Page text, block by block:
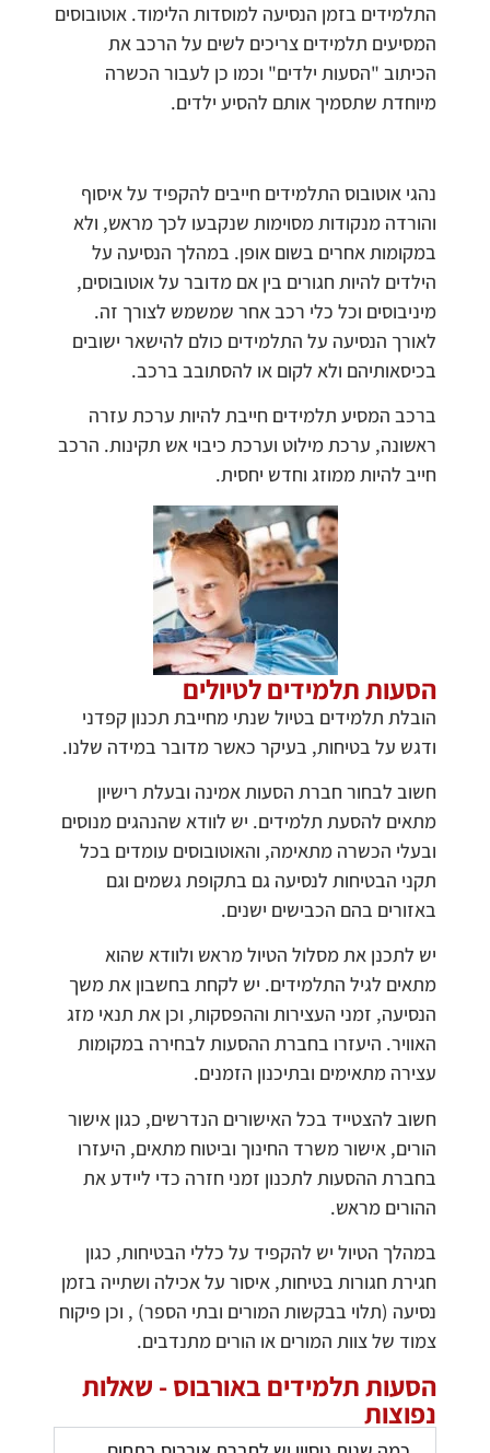
התלמידים בזמן הנסיעה למוסדות הלימוד. אוטובוסים
המסיעים תלמידים צריכים לשים על הרכב את
הכיתוב "הסעות ילדים" וכמו כן לעבור הכשרה
מיוחדת שתסמיך אותם להסיע ילדים.
נהגי אוטובוס התלמידים חייבים להקפיד על איסוף
והורדה מנקודות מסוימות שנקבעו לכך מראש, ולא
במקומות אחרים בשום אופן. במהלך הנסיעה על
הילדים להיות חגורים בין אם מדובר על אוטובוסים,
מיניבוסים וכל כלי רכב אחר שמשמש לצורך זה.
לאורך הנסיעה על התלמידים כולם להישאר ישובים
בכיסאותיהם ולא לקום או להסתובב ברכב.
ברכב המסיע תלמידים חייבת להיות ערכת עזרה
ראשונה, ערכת מילוט וערכת כיבוי אש תקינות. הרכב
חייב להיות ממוזג וחדש יחסית.
הסעות תלמידים לטיולים
הובלת תלמידים בטיול שנתי מחייבת תכנון קפדני
ודגש על בטיחות, בעיקר כאשר מדובר במידה שלנו.
חשוב לבחור חברת הסעות אמינה ובעלת רישיון
מתאים להסעת תלמידים. יש לוודא שהנהגים מנוסים
ובעלי הכשרה מתאימה, והאוטובוסים עומדים בכל
תקני הבטיחות לנסיעה גם בתקופת גשמים וגם
באזורים בהם הכבישים ישנים.
יש לתכנן את מסלול הטיול מראש ולוודא שהוא
מתאים לגיל התלמידים. יש לקחת בחשבון את משך
הנסיעה, זמני העצירות וההפסקות, וכן את תנאי מזג
האוויר. היעזרו בחברת ההסעות לבחירה במקומות
עצירה מתאימים ובתיכנון הזמנים.
חשוב להצטייד בכל האישורים הנדרשים, כגון אישור
הורים, אישור משרד החינוך וביטוח מתאים, היעזרו
בחברת ההסעות לתכנון זמני חזרה כדי ליידע את
ההורים מראש.
במהלך הטיול יש להקפיד על כללי הבטיחות, כגון
חגירת חגורות בטיחות, איסור על אכילה ושתייה בזמן
נסיעה (תלוי בבקשות המורים ובתי הספר) , וכן פיקוח
צמוד של צוות המורים או הורים מתנדבים.
הסעות תלמידים באורבוס - שאלות
נפוצות